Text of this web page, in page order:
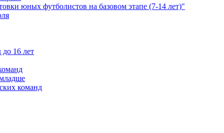
юных футболистов на базовом этапе (7-14 лет)"
16 лет
команд